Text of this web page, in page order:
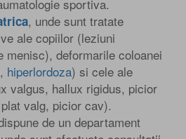
sportiva.
, unde sunt tratate
ale copiilor (leziuni
menisc), deformarile coloanei
hiperlordoza) si cele ale
valgus, hallux rigidus, picior
valg, picior cav).
de un departament